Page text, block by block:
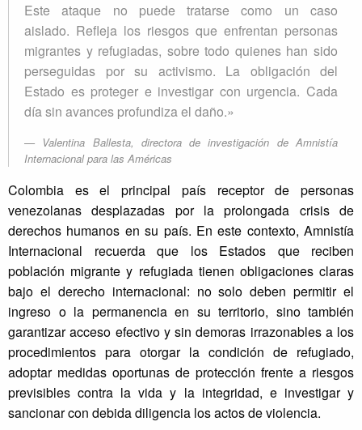
Este ataque no puede tratarse como un caso
aislado. Refleja los riesgos que enfrentan personas
migrantes y refugiadas, sobre todo quienes han sido
perseguidas por su activismo. La obligación del
Estado es proteger e investigar con urgencia. Cada
día sin avances profundiza el daño.»
Valentina Ballesta, directora de investigación de Amnistía
Internacional para las Américas
Colombia es el principal país receptor de personas
venezolanas desplazadas por la prolongada crisis de
derechos humanos en su país. En este contexto, Amnistía
Internacional recuerda que los Estados que reciben
población migrante y refugiada tienen obligaciones claras
bajo el derecho internacional: no solo deben permitir el
ingreso o la permanencia en su territorio, sino también
garantizar acceso efectivo y sin demoras irrazonables a los
procedimientos para otorgar la condición de refugiado,
adoptar medidas oportunas de protección frente a riesgos
previsibles contra la vida y la integridad, e investigar y
sancionar con debida diligencia los actos de violencia.